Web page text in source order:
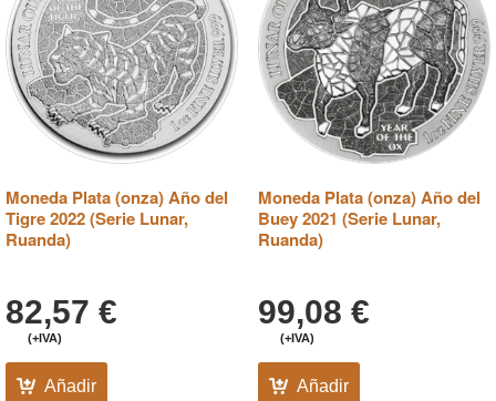
Moneda Plata (onza) Año del
Tigre 2022 (Serie Lunar,
Ruanda)
82,57 €
(+IVA)
Añadir
Moneda Plata (onza) Año del
Buey 2021 (Serie Lunar,
Ruanda)
99,08 €
(+IVA)
Añadir